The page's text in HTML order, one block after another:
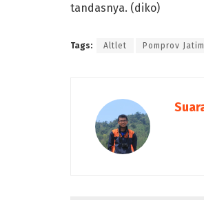
tandasnya. (diko)
Tags: Altlet Pomprov